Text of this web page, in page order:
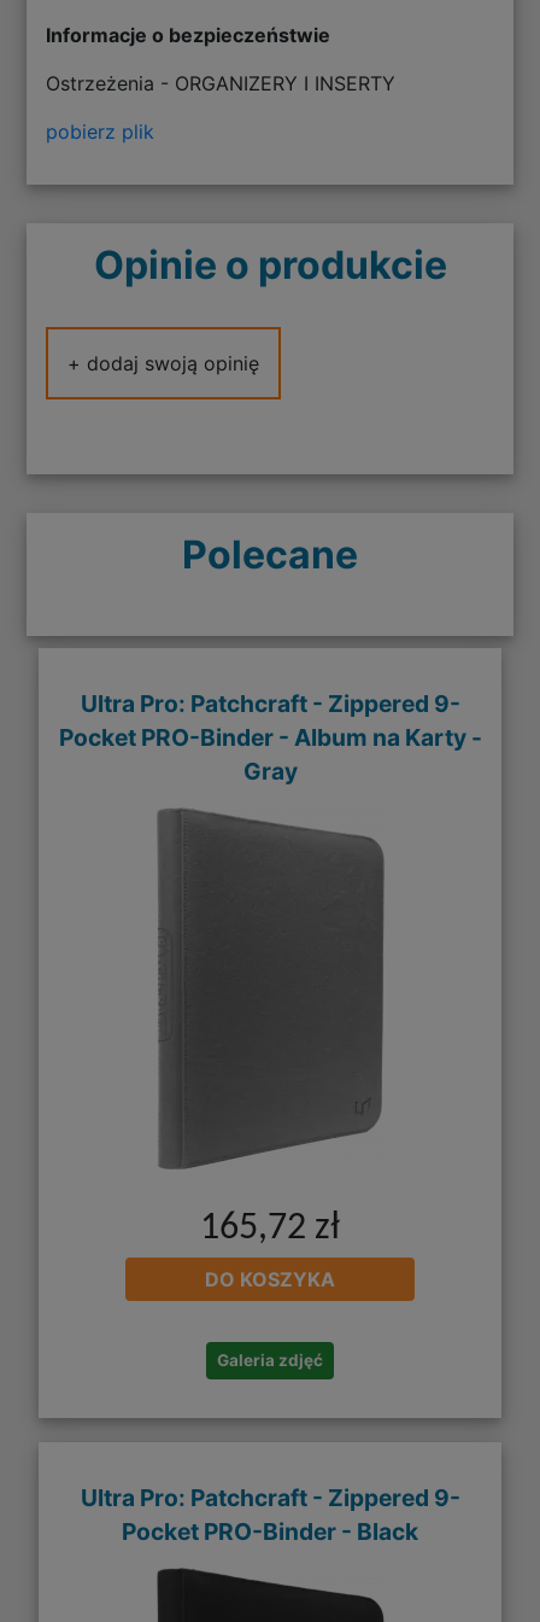
Informacje o bezpieczeństwie
Ostrzeżenia - ORGANIZERY I INSERTY
pobierz plik
Opinie o produkcie
+ dodaj swoją opinię
Polecane
Ultra Pro: Patchcraft - Zippered 9-
Pocket PRO-Binder - Album na Karty -
Gray
165,72 zł
DO KOSZYKA
Galeria zdjęć
Ultra Pro: Patchcraft - Zippered 9-
Pocket PRO-Binder - Black